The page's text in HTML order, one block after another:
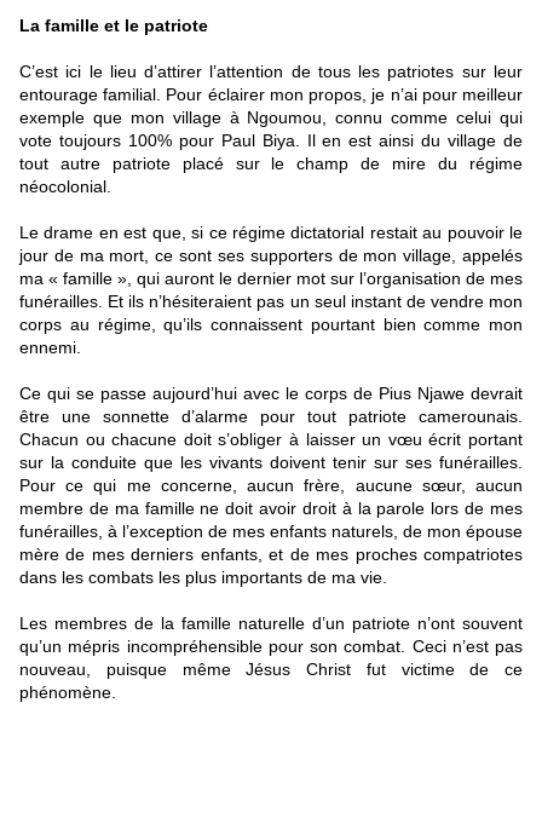
La famille et le patriote
C’est ici le lieu d’attirer l’attention de tous les patriotes sur leur
entourage familial. Pour éclairer mon propos, je n’ai pour meilleur
exemple que mon village à Ngoumou, connu comme celui qui
vote toujours 100% pour Paul Biya. Il en est ainsi du village de
tout autre patriote placé sur le champ de mire du régime
néocolonial.
Le drame en est que, si ce régime dictatorial restait au pouvoir le
jour de ma mort, ce sont ses supporters de mon village, appelés
ma « famille », qui auront le dernier mot sur l’organisation de mes
funérailles. Et ils n’hésiteraient pas un seul instant de vendre mon
corps au régime, qu’ils connaissent pourtant bien comme mon
ennemi.
Ce qui se passe aujourd’hui avec le corps de Pius Njawe devrait
être une sonnette d’alarme pour tout patriote camerounais.
Chacun ou chacune doit s’obliger à laisser un vœu écrit portant
sur la conduite que les vivants doivent tenir sur ses funérailles.
Pour ce qui me concerne, aucun frère, aucune sœur, aucun
membre de ma famille ne doit avoir droit à la parole lors de mes
funérailles, à l’exception de mes enfants naturels, de mon épouse
mère de mes derniers enfants, et de mes proches compatriotes
dans les combats les plus importants de ma vie.
Les membres de la famille naturelle d’un patriote n’ont souvent
qu’un mépris incompréhensible pour son combat. Ceci n’est pas
nouveau, puisque même Jésus Christ fut victime de ce
phénomène.